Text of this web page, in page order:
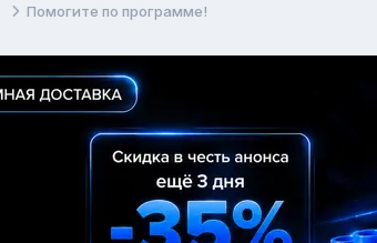
Помогите по программе!